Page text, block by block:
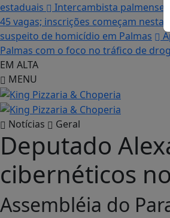
estaduais
Intercambista palmense
45 vagas; inscrições começam nesta
suspeito de homicídio em Palmas
Palmas com o foco no tráfico de
EM ALTA
MENU
Notícias Geral
Deputado
cibernéticos
Assembléia do